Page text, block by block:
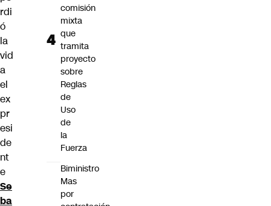
rdi
ó
la
vid
a
el
ex
pr
esi
de
nt
e
Se
ba
comisión
mixta
que
tramita
proyecto
sobre
Reglas
de
Uso
de
la
Fuerza
Biministro
Mas
por